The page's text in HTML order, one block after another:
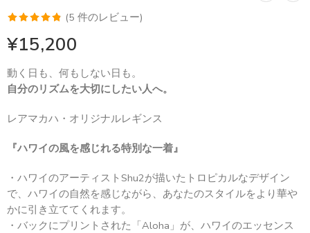
評価に基づ
く5段階評
価のうち、
4.80 点
(5 件のレビュー)
¥15,200
動く日も、何もしない日も。
自分のリズムを大切にしたい人へ。
レアマカハ・オリジナルレギンス
『ハワイの風を感じれる特別な一着』
・ハワイのアーティストShu2が描いたトロピカルなデザイン
で、ハワイの自然を感じながら、あなたのスタイルをより華や
かに引き立ててくれます。
・バックにプリントされた「Aloha」が、ハワイのエッセンス